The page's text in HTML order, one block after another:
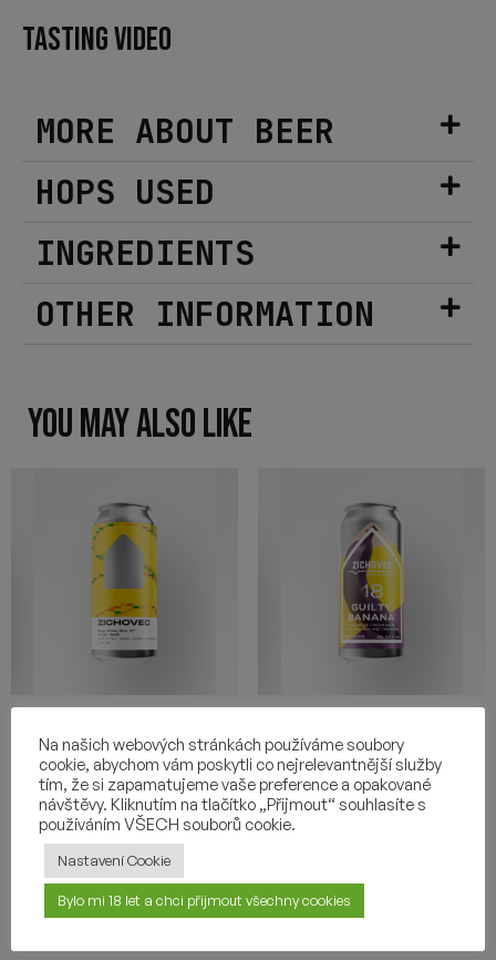
MORE ABOUT BEER
HOPS USED
INGREDIENTS
OTHER INFORMATION
TASTING VIDEO
YOU MAY ALSO LIKE
MANGO STICKY RICE 17
NEIPA
4,80€
+
GUILTY BANANA 18
5,16€
-
Na našich webových stránkách používáme soubory
cookie, abychom vám poskytli co nejrelevantnější služby
tím, že si zapamatujeme vaše preference a opakované
návštěvy. Kliknutím na tlačítko „Přijmout“ souhlasíte s
používáním VŠECH souborů cookie.
Nastavení Cookie
Bylo mi 18 let a chci přijmout všechny cookies